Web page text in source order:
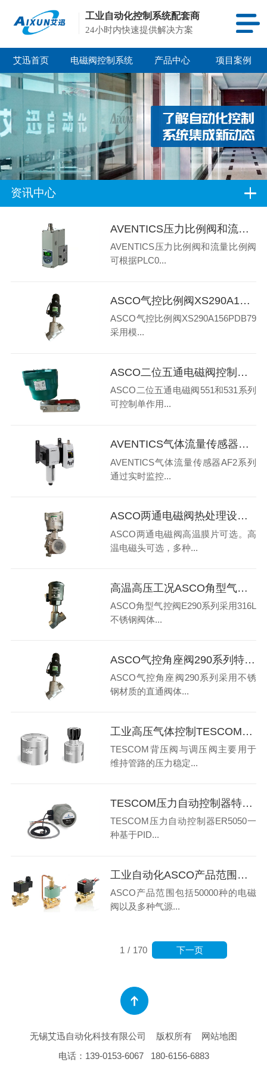
工业自动化控制系统配套商
24小时内快速提供解决方案
艾迅首页 电磁阀控制系统 产品中心 项目案例
资讯中心
AVENTICS压力比例阀和流量比例阀应用设备和应用行业有哪些
AVENTICS压力比例阀和流量比例阀
可根据PLC0...
ASCO气控比例阀XS290A156PDB79特点和用途
ASCO气控比例阀XS290A156PDB79
采用模...
ASCO二位五通电磁阀控制单作用执行器接法和原理
ASCO二位五通电磁阀551和531系列
可控制单作用...
AVENTICS气体流量传感器AF2系列在气动系统中作用是什么
AVENTICS气体流量传感器AF2系列
通过实时监控...
ASCO两通电磁阀热处理设备应用要求有哪些
ASCO两通电磁阀高温膜片可选。高
温电磁头可选，多种...
高温高压工况ASCO角型气控阀E290系列特点有哪些
ASCO角型气控阀E290系列采用316L
不锈钢阀体...
ASCO气控角座阀290系列特点和应用优势有哪些
ASCO气控角座阀290系列采用不锈
钢材质的直通阀体...
工业高压气体控制TESCOM背压阀与调压阀应用区别是什么
TESCOM背压阀与调压阀主要用于
维持管路的压力稳定...
TESCOM压力自动控制器特点和优势有哪些
TESCOM压力自动控制器ER5050一
种基于PID...
工业自动化ASCO产品范围和应用领域在哪里
ASCO产品范围包括50000种的电磁
阀以及多种气源...
1 / 170 下一页
无锡艾迅自动化科技有限公司 版权所有
网站地图
电话： 139-0153-6067
180-6156-6883